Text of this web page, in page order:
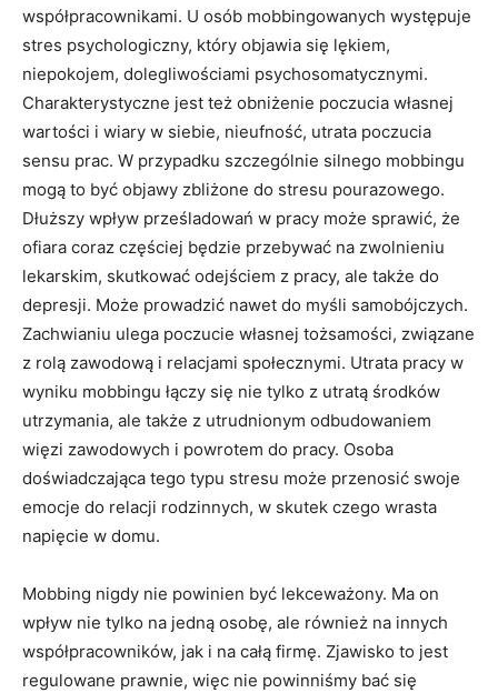
współpracownikami. U osób mobbingowanych występuje
stres psychologiczny, który objawia się lękiem,
niepokojem, dolegliwościami psychosomatycznymi.
Charakterystyczne jest też obniżenie poczucia własnej
wartości i wiary w siebie, nieufność, utrata poczucia
sensu prac. W przypadku szczególnie silnego mobbingu
mogą to być objawy zbliżone do stresu pourazowego.
Dłuższy wpływ prześladowań w pracy może sprawić, że
ofiara coraz częściej będzie przebywać na zwolnieniu
lekarskim, skutkować odejściem z pracy, ale także do
depresji. Może prowadzić nawet do myśli samobójczych.
Zachwianiu ulega poczucie własnej tożsamości, związane
z rolą zawodową i relacjami społecznymi. Utrata pracy w
wyniku mobbingu łączy się nie tylko z utratą środków
utrzymania, ale także z utrudnionym odbudowaniem
więzi zawodowych i powrotem do pracy. Osoba
doświadczająca tego typu stresu może przenosić swoje
emocje do relacji rodzinnych, w skutek czego wrasta
napięcie w domu.
Mobbing nigdy nie powinien być lekceważony. Ma on
wpływ nie tylko na jedną osobę, ale również na innych
współpracowników, jak i na całą firmę. Zjawisko to jest
regulowane prawnie, więc nie powinniśmy bać się